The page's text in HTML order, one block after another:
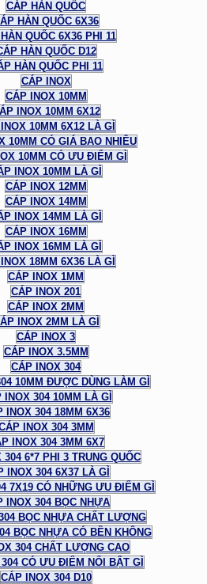
CÁP HÀN QUỐC
HÀN QUỐC 6X36
QUỐC 6X36 PHI 11
HÀN QUỐC D12
HÀN QUỐC PHI 11
CÁP INOX
CÁP INOX 10MM
INOX 10MM 6X12
10MM 6X12 LÀ GÌ
10MM CÓ GIÁ BAO NHIÊU
10MM CÓ ƯU ĐIỂM GÌ
INOX 10MM LÀ GÌ
CÁP INOX 12MM
CÁP INOX 14MM
INOX 14MM LÀ GÌ
CÁP INOX 16MM
INOX 16MM LÀ GÌ
18MM 6X36 LÀ GÌ
CÁP INOX 1MM
CÁP INOX 201
CÁP INOX 2MM
INOX 2MM LÀ GÌ
CÁP INOX 3
CÁP INOX 3.5MM
CÁP INOX 304
10MM ĐƯỢC DÙNG LÀM GÌ
INOX 304 10MM LÀ GÌ
INOX 304 18MM 6X36
INOX 304 3MM
INOX 304 3MM 6X7
304 6*7 PHI 3 TRUNG QUỐC
INOX 304 6X37 LÀ GÌ
7X19 CÓ NHỮNG ƯU ĐIỂM GÌ
INOX 304 BỌC NHỰA
BỌC NHỰA CHẤT LƯỢNG
BỌC NHỰA CÓ BỀN KHÔNG
304 CHẤT LƯỢNG CAO
CÓ ƯU ĐIỂM NỔI BẬT GÌ
CÁP INOX 304 D10